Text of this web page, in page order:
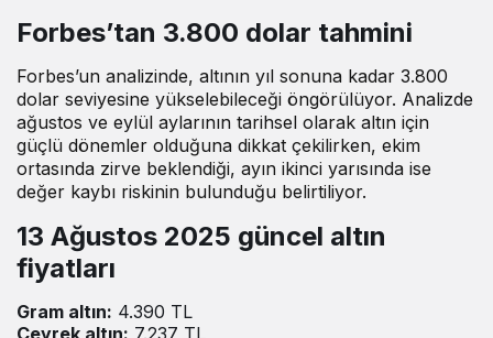
Forbes’tan 3.800 dolar tahmini
Forbes’un analizinde, altının yıl sonuna kadar 3.800
dolar seviyesine yükselebileceği öngörülüyor. Analizde
ağustos ve eylül aylarının tarihsel olarak altın için
güçlü dönemler olduğuna dikkat çekilirken, ekim
ortasında zirve beklendiği, ayın ikinci yarısında ise
değer kaybı riskinin bulunduğu belirtiliyor.
13 Ağustos 2025 güncel altın
fiyatları
Gram altın: 4.390 TL
Çeyrek altın: 7.237 TL